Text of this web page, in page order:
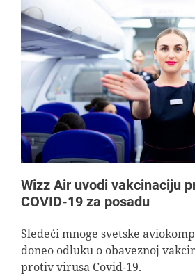
Wizz Air uvodi vakcinaciju
COVID-19 za posadu
Sledeći mnoge svetske
doneo odluku o obaveznoj
protiv virusa Covid-19.